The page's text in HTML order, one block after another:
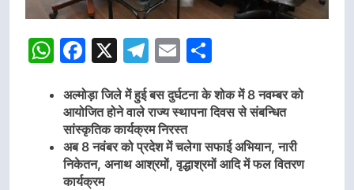
WhatsApp
Facebook
X Telegram
Email
अल्मोड़ा जिले में हुई बस दुर्घटना के शोक में 8 नवम्बर को
आयोजित होने वाले राज्य स्थापना दिवस से संबन्धित
सांस्कृतिक कार्यक्रम निरस्त
अब 8 नवंबर को प्रदेश में चलेगा सफाई अभियान, नारी
निकेतन, अनाथ आश्रमों, वृद्धाश्रमों आदि में फल वितरण
कार्यक्रम